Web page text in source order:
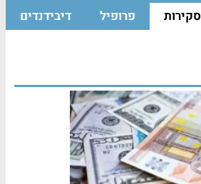
סקירות פרופיל דיבידנדים